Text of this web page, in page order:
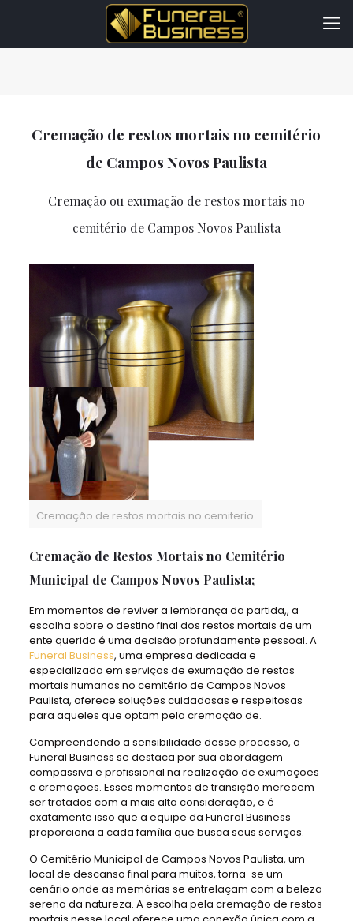
Cremação de restos mortais no cemitério
de Campos Novos Paulista
Cremação ou exumação de restos mortais no
cemitério de Campos Novos Paulista
Cremação de restos mortais no cemiterio
Cremação de Restos Mortais no Cemitério
Municipal de Campos Novos Paulista;
Em momentos de reviver a lembrança da partida,, a
escolha sobre o destino final dos restos mortais de um
ente querido é uma decisão profundamente pessoal. A
Funeral Business, uma empresa dedicada e
especializada em serviços de exumação de restos
mortais humanos no cemitério de Campos Novos
Paulista, oferece soluções cuidadosas e respeitosas
para aqueles que optam pela cremação de.
Compreendendo a sensibilidade desse processo, a
Funeral Business se destaca por sua abordagem
compassiva e profissional na realização de exumações
e cremações. Esses momentos de transição merecem
ser tratados com a mais alta consideração, e é
exatamente isso que a equipe da Funeral Business
proporciona a cada família que busca seus serviços.
O Cemitério Municipal de Campos Novos Paulista, um
local de descanso final para muitos, torna-se um
cenário onde as memórias se entrelaçam com a beleza
serena da natureza. A escolha pela cremação de restos